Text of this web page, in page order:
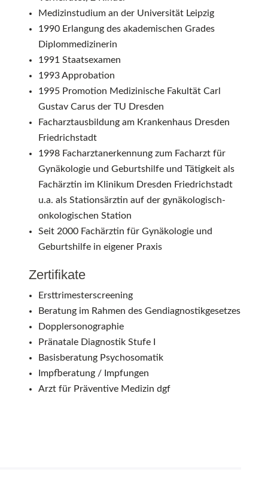
Medizinstudium an der Universität Leipzig
1990 Erlangung des akademischen Grades
Diplommedizinerin
1991 Staatsexamen
1993 Approbation
1995 Promotion Medizinische Fakultät Carl
Gustav Carus der TU Dresden
Facharztausbildung am Krankenhaus Dresden
Friedrichstadt
1998 Facharztanerkennung zum Facharzt für
Gynäkologie und Geburtshilfe und Tätigkeit als
Fachärztin im Klinikum Dresden Friedrichstadt
u.a. als Stationsärztin auf der gynäkologisch-
onkologischen Station
Seit 2000 Fachärztin für Gynäkologie und
Geburtshilfe in eigener Praxis
Zertifikate
Ersttrimesterscreening
Beratung im Rahmen des Gendiagnostikgesetzes
Dopplersonographie
Pränatale Diagnostik Stufe I
Basisberatung Psychosomatik
Impfberatung / Impfungen
Arzt für Präventive Medizin dgf